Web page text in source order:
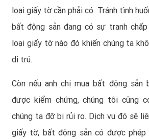
loại giấy tờ cần phải có. Tránh tình
bất động sản đang có sự tranh
loại giấy tờ nào đó khiến chúng ta
di trú.
Còn nếu anh chị mua bất động sản
được kiểm chứng, chúng tôi cũng
chúng ta đỡ bị rủi ro. Dịch vụ đó sẽ
giấy tờ, bất động sản có được phép